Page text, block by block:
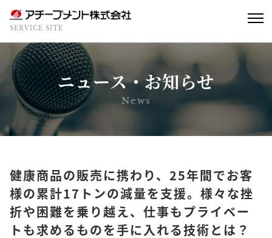
SERVICE SITE
ニュース・お知らせ
News
健康商品の販売に携わり、25年間でお客
様の累計17トンの減量を支援。様々な挫
折や困難を乗り越え、仕事もプライベー
トも求めるものを手に入れる技術とは？